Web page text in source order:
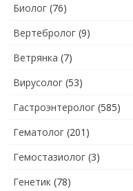
Биолог (76)
Вертебролог (9)
Ветрянка (7)
Вирусолог (53)
Гастроэнтеролог (585)
Гематолог (201)
Гемостазиолог (3)
Генетик (78)